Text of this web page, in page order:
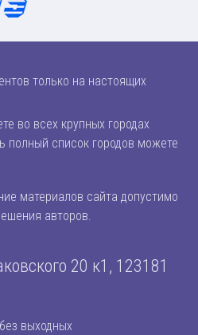
только на настоящих
во всех крупных городах
полный список городов можете
материалов сайта допустимо
авторов.
20 к1, 123181
выходных